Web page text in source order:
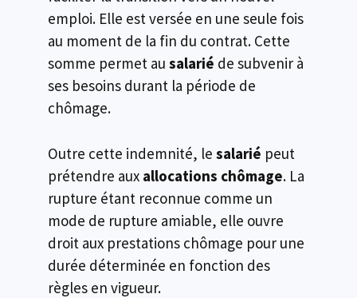
emploi. Elle est versée en une seule fois
au moment de la fin du contrat. Cette
somme permet au salarié de subvenir à
ses besoins durant la période de
chômage.
Outre cette indemnité, le salarié peut
prétendre aux allocations chômage. La
rupture étant reconnue comme un
mode de rupture amiable, elle ouvre
droit aux prestations chômage pour une
durée déterminée en fonction des
règles en vigueur.